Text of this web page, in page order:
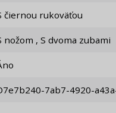
S čiernou rukoväťou
S nožom , S dvoma zubami
Áno
d7e7b240-7ab7-4920-